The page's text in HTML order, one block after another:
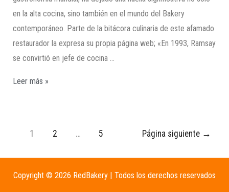
en la alta cocina, sino también en el mundo del Bakery
contemporáneo. Parte de la bitácora culinaria de este afamado
restaurador la expresa su propia página web; «En 1993, Ramsay
se convirtió en jefe de cocina …
Leer más »
1 2 … 5 Página siguiente →
Copyright © 2026 RedBakery | Todos los derechos reservados